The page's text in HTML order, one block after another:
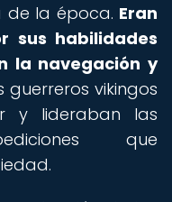
de la época. Eran
sus habilidades
la navegación y
guerreros vikingos
y lideraban las
que